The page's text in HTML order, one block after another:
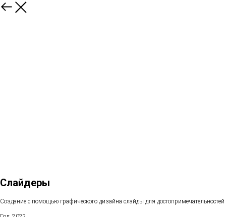
Слайдеры
Создание с помощью графического дизайна слайды для достопримечательностей